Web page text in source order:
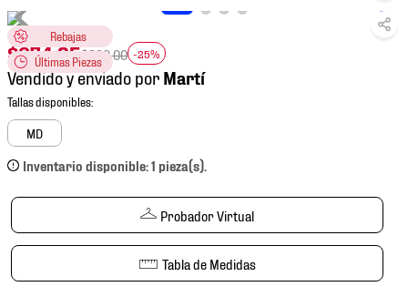
Rebajas
Últimas Piezas
$674.25$899.00 -25%
Vendido y enviado por
MD
Inventario disponible: 1 pieza(s).
Probador Virtual
Tabla de Medidas
2.
tenis hombre
3.
tenis
4
tenis futbol
.
mochila
6.
jersey
10. tenis nike